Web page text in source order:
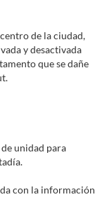
de la ciudad,
y desactivada
que se dañe
unidad para
con la información